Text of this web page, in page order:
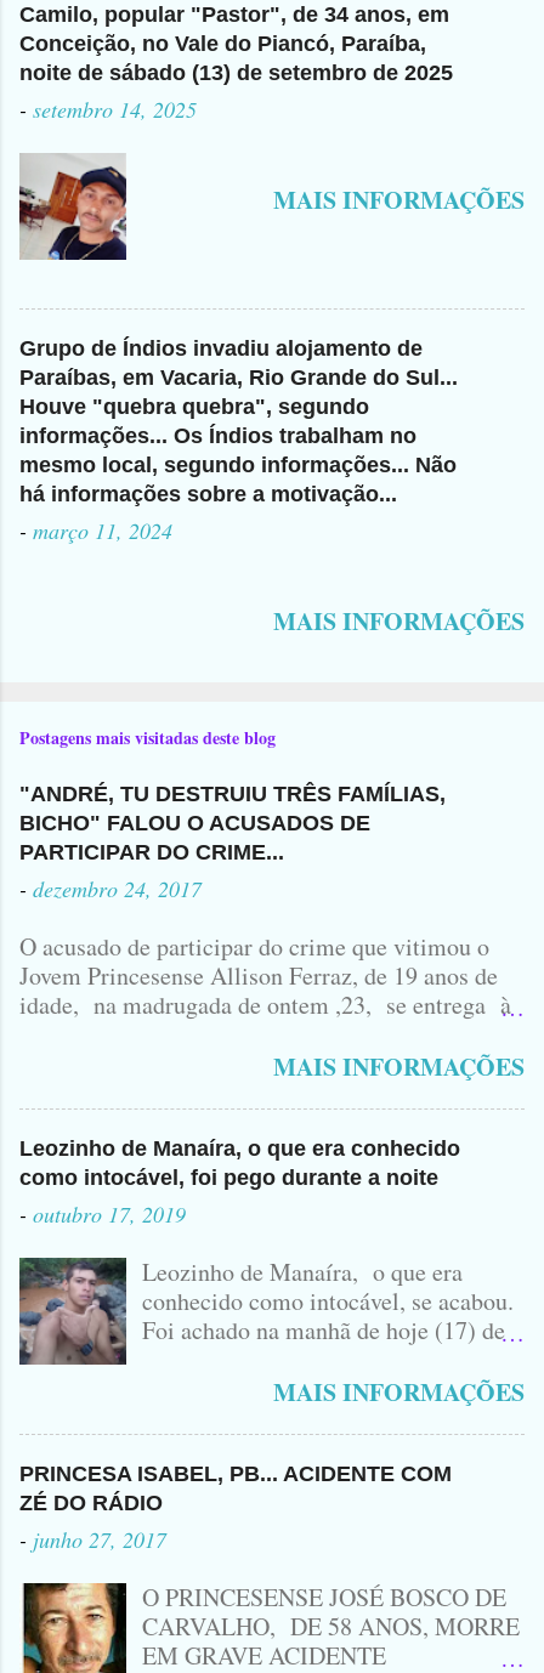
Camilo, popular "Pastor", de 34 anos, em
Conceição, no Vale do Piancó, Paraíba,
noite de sábado (13) de setembro de 2025
- setembro 14, 2025
MAIS INFORMAÇÕES
Grupo de Índios invadiu alojamento de
Paraíbas, em Vacaria, Rio Grande do Sul...
Houve "quebra quebra", segundo
informações... Os Índios trabalham no
mesmo local, segundo informações... Não
há informações sobre a motivação...
- março 11, 2024
MAIS INFORMAÇÕES
Postagens mais visitadas deste blog
"ANDRÉ, TU DESTRUIU TRÊS FAMÍLIAS,
BICHO" FALOU O ACUSADOS DE
PARTICIPAR DO CRIME...
- dezembro 24, 2017
O acusado de participar do crime que vitimou o
Jovem Princesense Allison Ferraz, de 19 anos de
idade, na madrugada de ontem ,23, se entrega à
vulgo ( CORRÓ ) falou como tudo aconteceu ...
MAIS INFORMAÇÕES
Leozinho de Manaíra, o que era conhecido
como intocável, foi pego durante a noite
- outubro 17, 2019
Leozinho de Manaíra, o que era
conhecido como intocável, se acabou.
Foi achado na manhã de hoje (17) de
no Sertão da Paraíba, o Lendário
Leozinho . Segundo informações , o
Criminoso Leonardo, 22 anos, foi
atingido com disparo de calibre 12. O
Procurado pela Justiça havia matado
a Namorada dele, Fabrícia Nogueira ,
Peixeira. Ele deu mais de 10 Facadas
na Adolescente.
MAIS INFORMAÇÕES
PRINCESA ISABEL, PB... ACIDENTE COM
ZÉ DO RÁDIO
- junho 27, 2017
O PRINCESENSE JOSÉ BOSCO DE
CARVALHO, DE 58 ANOS, MORRE
EM GRAVE ACIDENTE